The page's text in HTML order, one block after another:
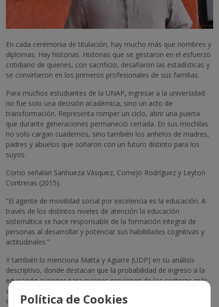
En cada ceremonia de titulación, hay mucho más que nombres y
diplomas. Hay historias. Historias que se gestaron en el esfuerzo
cotidiano de quienes, con sacrificio, desafiaron las estadísticas y
se convirtieron en los primeros profesionales de sus familias.
Para muchos estudiantes de la UNAP, ingresar a la universidad
no fue solo una decisión académica, sino un acto de
transformación. Representa romper un ciclo, abrir una puerta
que durante generaciones permaneció cerrada. En sus mochilas
no solo cargan cuadernos, sino también los anhelos de madres,
padres y abuelos que soñaron con un futuro distinto para los
suyos.
Como señalan Sanhueza Vásquez, Cornejo Rodríguez y Leyton
Contreras (2015):
“El agente de movilidad social por excelencia es la educación. A
través de los distintos niveles de atención la educación
sistemática se hace responsable de la formación integral de
personas al desarrollar y potenciar sus habilidades cognitivas y
actitudinales.”
Y también lo menciona Matta y Aguirre (UDP) en su análisis
descriptivo, donde destacan que la probabilidad de ingreso a la
educación superior para quienes provienen de los sectores más
vulnerables es sustancialmente menor, lo que hace que el logro
de titularse represente no solo un mérito personal sino una
Política de Cookies